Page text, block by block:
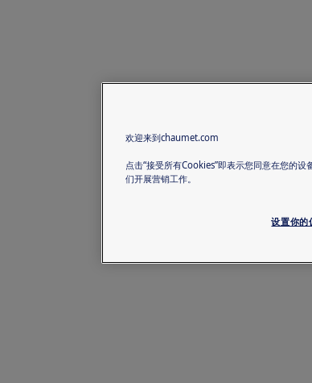
欢迎来到chaumet.com
点击“接受所有Cookies”即表示您同意在您的
们开展营销工作。
设置你的